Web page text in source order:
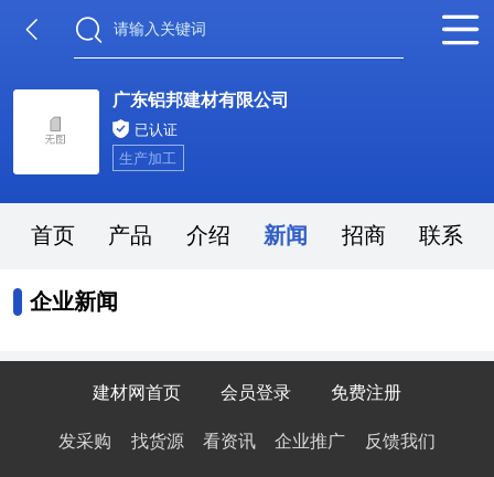
广东铝邦建材有限公司
已认证
生产加工
首页 产品 介绍 新闻 招商 联系
企业新闻
建材网首页 会员登录 免费注册
发采购 找货源 看资讯 企业推广 反馈我们